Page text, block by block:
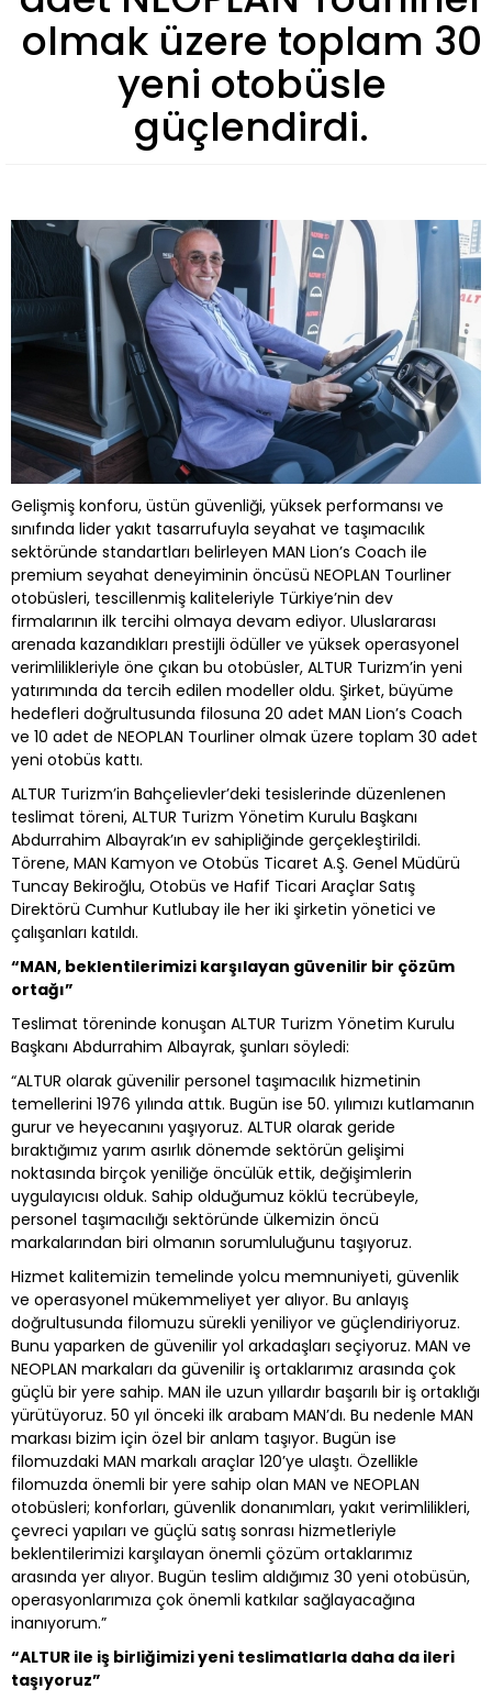
olmak üzere toplam 30
yeni otobüsle
güçlendirdi.
Gelişmiş konforu, üstün güvenliği, yüksek performansı ve
sınıfında lider yakıt tasarrufuyla seyahat ve taşımacılık
sektöründe standartları belirleyen MAN Lion’s Coach ile
premium seyahat deneyiminin öncüsü NEOPLAN Tourliner
otobüsleri, tescillenmiş kaliteleriyle Türkiye’nin dev
firmalarının ilk tercihi olmaya devam ediyor. Uluslararası
arenada kazandıkları prestijli ödüller ve yüksek operasyonel
verimlilikleriyle öne çıkan bu otobüsler, ALTUR Turizm’in yeni
yatırımında da tercih edilen modeller oldu. Şirket, büyüme
hedefleri doğrultusunda filosuna 20 adet MAN Lion’s Coach
ve 10 adet de NEOPLAN Tourliner olmak üzere toplam 30 adet
yeni otobüs kattı.
ALTUR Turizm’in Bahçelievler’deki tesislerinde düzenlenen
teslimat töreni, ALTUR Turizm Yönetim Kurulu Başkanı
Abdurrahim Albayrak’ın ev sahipliğinde gerçekleştirildi.
Törene, MAN Kamyon ve Otobüs Ticaret A.Ş. Genel Müdürü
Tuncay Bekiroğlu, Otobüs ve Hafif Ticari Araçlar Satış
Direktörü Cumhur Kutlubay ile her iki şirketin yönetici ve
çalışanları katıldı.
“MAN, beklentilerimizi karşılayan güvenilir bir çözüm
ortağı”
Teslimat töreninde konuşan ALTUR Turizm Yönetim Kurulu
Başkanı Abdurrahim Albayrak, şunları söyledi:
“ALTUR olarak güvenilir personel taşımacılık hizmetinin
temellerini 1976 yılında attık. Bugün ise 50. yılımızı kutlamanın
gurur ve heyecanını yaşıyoruz. ALTUR olarak geride
bıraktığımız yarım asırlık dönemde sektörün gelişimi
noktasında birçok yeniliğe öncülük ettik, değişimlerin
uygulayıcısı olduk. Sahip olduğumuz köklü tecrübeyle,
personel taşımacılığı sektöründe ülkemizin öncü
markalarından biri olmanın sorumluluğunu taşıyoruz.
Hizmet kalitemizin temelinde yolcu memnuniyeti, güvenlik
ve operasyonel mükemmeliyet yer alıyor. Bu anlayış
doğrultusunda filomuzu sürekli yeniliyor ve güçlendiriyoruz.
Bunu yaparken de güvenilir yol arkadaşları seçiyoruz. MAN ve
NEOPLAN markaları da güvenilir iş ortaklarımız arasında çok
güçlü bir yere sahip. MAN ile uzun yıllardır başarılı bir iş ortaklığı
yürütüyoruz. 50 yıl önceki ilk arabam MAN’dı. Bu nedenle MAN
markası bizim için özel bir anlam taşıyor. Bugün ise
filomuzdaki MAN markalı araçlar 120’ye ulaştı. Özellikle
filomuzda önemli bir yere sahip olan MAN ve NEOPLAN
otobüsleri; konforları, güvenlik donanımları, yakıt verimlilikleri,
çevreci yapıları ve güçlü satış sonrası hizmetleriyle
beklentilerimizi karşılayan önemli çözüm ortaklarımız
arasında yer alıyor. Bugün teslim aldığımız 30 yeni otobüsün,
operasyonlarımıza çok önemli katkılar sağlayacağına
inanıyorum.”
“ALTUR ile iş birliğimizi yeni teslimatlarla daha da ileri
taşıyoruz”